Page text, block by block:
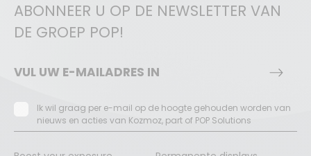
ABONNEER U OP DE NEWSLETTER VAN
DE GROEP POP!
Ik wil graag per e-mail op de hoogte gehouden worden van
nieuws en acties van Kozmoz, part of POP Solutions